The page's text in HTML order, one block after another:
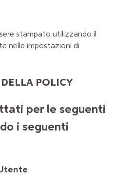
stampato utilizzando il
nelle impostazioni di
della policy
per le seguenti
i seguenti